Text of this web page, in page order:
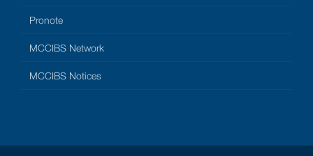
Pronote
MCCIBS Network
MCCIBS Notices